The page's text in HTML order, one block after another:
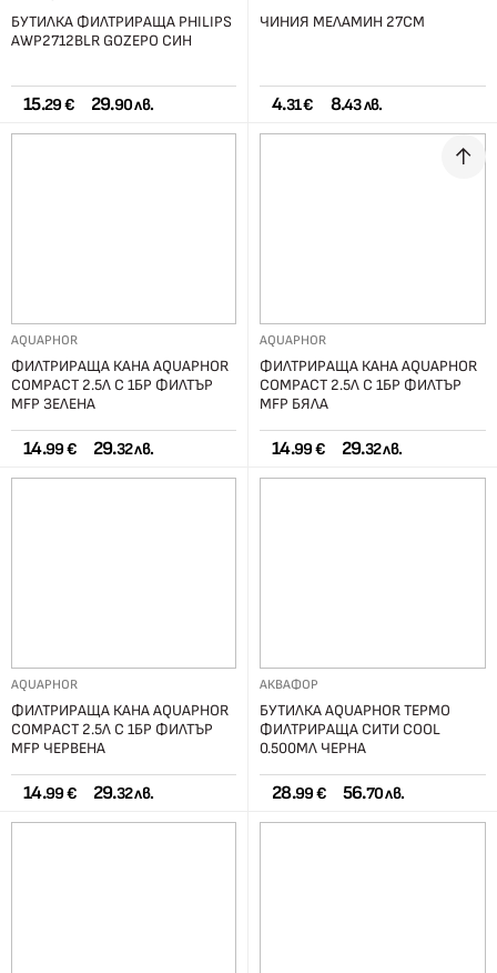
БУТИЛКА ФИЛТРИРАЩА PHILIPS
AWP2712BLR GОZЕРО СИН
15.29 € 29.90 лв.
ЧИНИЯ МЕЛАМИН 27СМ
4.31 € 8.43 лв.
AQUAPHOR
ФИЛТРИРАЩА КАНА AQUAPHOR
COMPACT 2.5Л С 1БР ФИЛТЪР
MFP ЗЕЛЕНА
14.99 € 29.32 лв.
AQUAPHOR
ФИЛТРИРАЩА КАНА AQUAPHOR
COMPACT 2.5Л С 1БР ФИЛТЪР
MFP БЯЛА
14.99 € 29.32 лв.
AQUAPHOR
ФИЛТРИРАЩА КАНА AQUAPHOR
COMPACT 2.5Л С 1БР ФИЛТЪР
MFP ЧЕРВЕНА
14.99 € 29.32 лв.
АКВАФОР
БУТИЛКА AQUAPHOR ТЕРМО
ФИЛТРИРАЩА СИТИ COOL
0.500МЛ ЧЕРНА
28.99 € 56.70 лв.